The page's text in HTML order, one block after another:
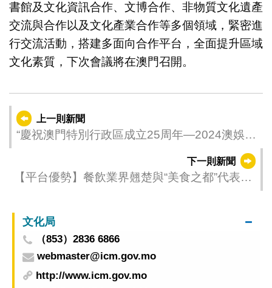
書館及文化資訊合作、文博合作、非物質文化遺產
交流與合作以及文化產業合作等多個領域，緊密進
行交流活動，搭建多面向合作平台，全面提升區域
文化素質，下次會議將在澳門召開。
上一則新聞
“慶祝澳門特別行政區成立25周年—2024澳娛綜
合澳門國際龍舟賽” 消防局澳門青少年發展協會
A分別奪小龍賽公開組女子組冠軍
下一則新聞
【平台優勢】餐飲業界翹楚與“美食之都”代表雲
文化局
（853）2836 6866
webmaster@icm.gov.mo
http://www.icm.gov.mo